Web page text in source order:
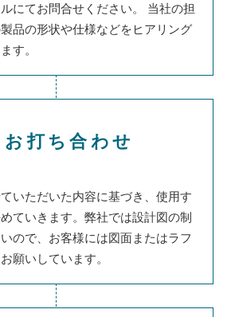
にてお問合せください。 当社の担
品の形状や仕様などをヒアリング
す。
お打ち合わせ
いただいた内容に基づき、使用す
ていきます。弊社では設計図の制
ので、お客様には図面またはラフ
願いしています。